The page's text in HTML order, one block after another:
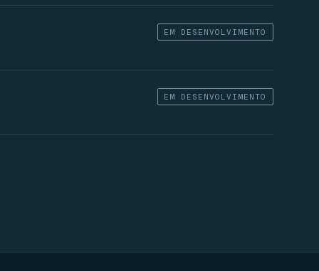
EM DESENVOLVIMENTO
EM DESENVOLVIMENTO